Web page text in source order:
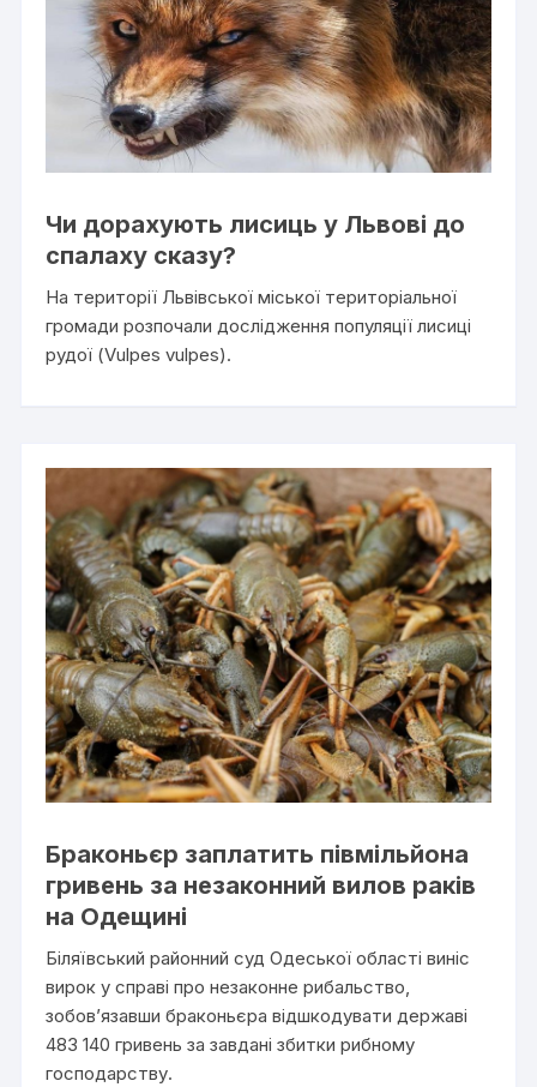
Чи дорахують лисиць у Львові до
спалаху сказу?
На території Львівської міської територіальної
громади розпочали дослідження популяції лисиці
рудої (Vulpes vulpes).
Браконьєр заплатить півмільйона
гривень за незаконний вилов раків
на Одещині
Біляївський районний суд Одеської області виніс
вирок у справі про незаконне рибальство,
зобов’язавши браконьєра відшкодувати державі
483 140 гривень за завдані збитки рибному
господарству.